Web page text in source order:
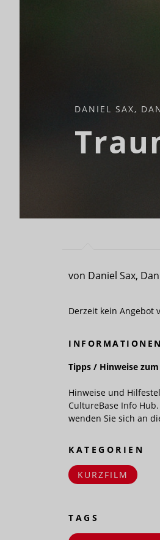
DANIEL SAX,
von Daniel Sax,
Derzeit kein Angebot
INFORMATIONEN
Tipps / Hinweise
Hinweise und
CultureBase Info Hub.
wenden Sie sich an
KATEGORIEN
KURZFILM
TAGS